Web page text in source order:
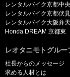
レンタルバイク京都中央
レンタルバイク京都伏
レンタルバイク大阪弁
Honda DREAM 京都東
レオタニモトグルー
社長からのメッセージ
求める人材とは